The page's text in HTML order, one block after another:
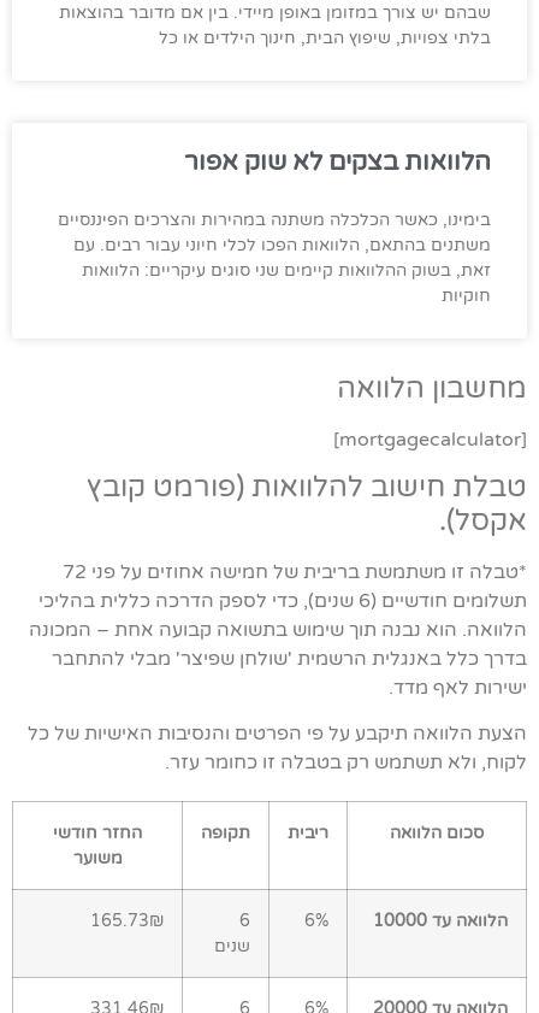
שבהם יש צורך במזומן באופן מיידי. בין אם מדובר בהוצאות
בלתי צפויות, שיפוץ הבית, חינוך הילדים או כל
הלוואות בצקים לא שוק אפור
בימינו, כאשר הכלכלה משתנה במהירות והצרכים הפיננסיים
משתנים בהתאם, הלוואות הפכו לכלי חיוני עבור רבים. עם
זאת, בשוק ההלוואות קיימים שני סוגים עיקריים: הלוואות
חוקיות
מחשבון הלוואה
[mortgagecalculator]
טבלת חישוב להלוואות (פורמט קובץ
אקסל).
*טבלה זו משתמשת בריבית של חמישה אחוזים על פני 72
תשלומים חודשיים (6 שנים), כדי לספק הדרכה כללית בהליכי
הלוואה. הוא נבנה תוך שימוש בתשואה קבועה אחת – המכונה
בדרך כלל באנגלית הרשמית 'שולחן שפיצר' מבלי להתחבר
ישירות לאף מדד.
הצעת הלוואה תיקבע על פי הפרטים והנסיבות האישיות של כל
לקוח, ולא תשתמש רק בטבלה זו כחומר עזר.
סכום הלוואה ריבית תקופה
החזר חודשי
משוער
הלוואה עד 10000 6%
6
שנים
165.73₪